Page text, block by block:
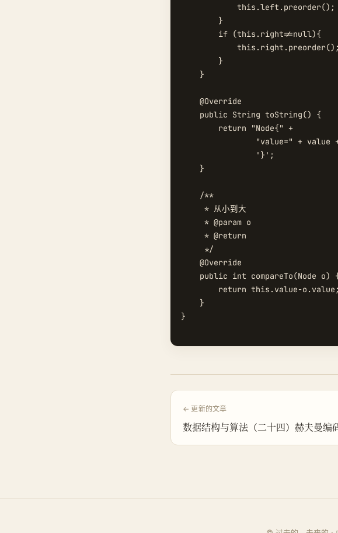
            this.left.preorder();
        }
        if (this.right!=null){
            this.right.preorder();
        }
    }
    @Override
    public String toString() {
        return "Node{" +
"value=" + value
                '}';
    }
    /**
     * 从小到大
     * @param o
     * @return
     */
    @Override
public int compareTo(Node o)
        return this.value-o.value;
    }
}
← 更新的文章
数据结构与算法（二十四）赫夫曼编